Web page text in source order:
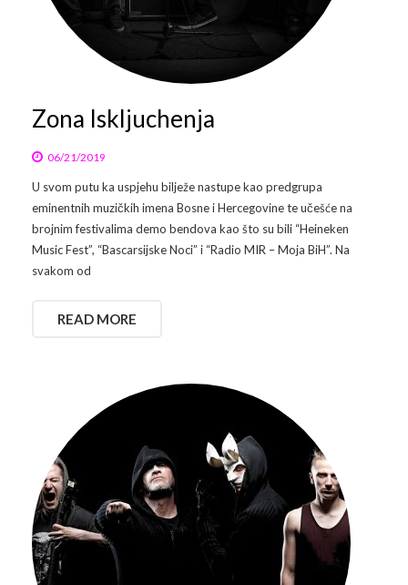
Zona Iskljuchenja
06/21/2019
U svom putu ka uspjehu bilježe nastupe kao predgrupa
eminentnih muzičkih imena Bosne i Hercegovine te učešće na
brojnim festivalima demo bendova kao što su bili “Heineken
Music Fest”, “Bascarsijske Noci” i “Radio MIR – Moja BiH”. Na
svakom od
READ MORE